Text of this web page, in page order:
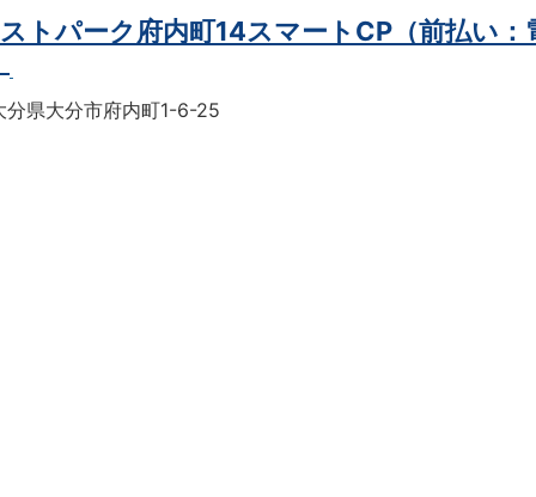
ストパーク府内町14スマートCP（前払い：
分県大分市府内町1-6-25